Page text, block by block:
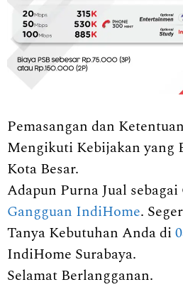
Pemasangan dan
Mengikuti Kebijakan yang
Kota Besar.
Adapun Purna Jual
Gangguan IndiHome.
Tanya Kebutuhan Anda di
IndiHome Surabaya.
Selamat Berlangganan.